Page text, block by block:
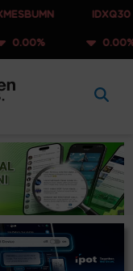
IDXQ30
0.00%